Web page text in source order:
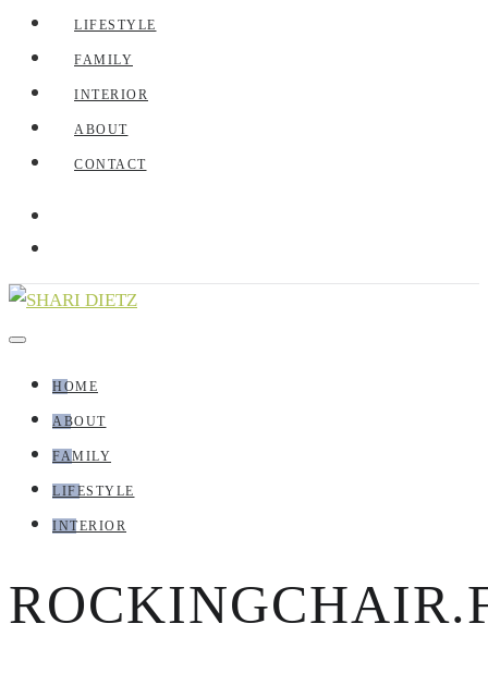
LIFESTYLE
FAMILY
INTERIOR
ABOUT
CONTACT
HOME
ABOUT
FAMILY
LIFESTYLE
INTERIOR